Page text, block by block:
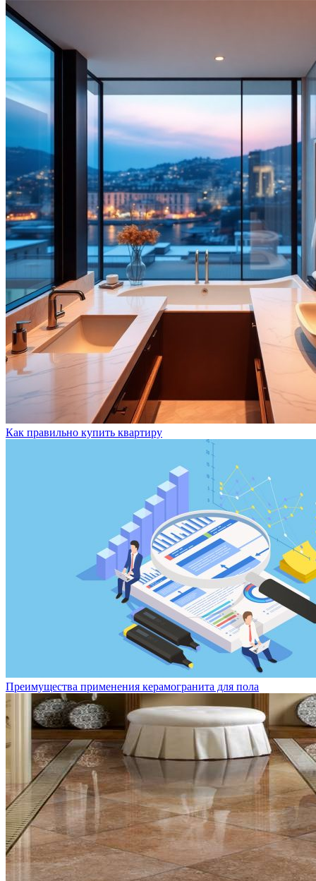
Как правильно купить квартиру
Преимущества применения керамогранита для пола